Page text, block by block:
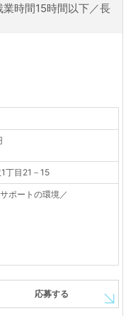
業時間15時間以下／長
丁目21－15
ポートの環境／
応募する